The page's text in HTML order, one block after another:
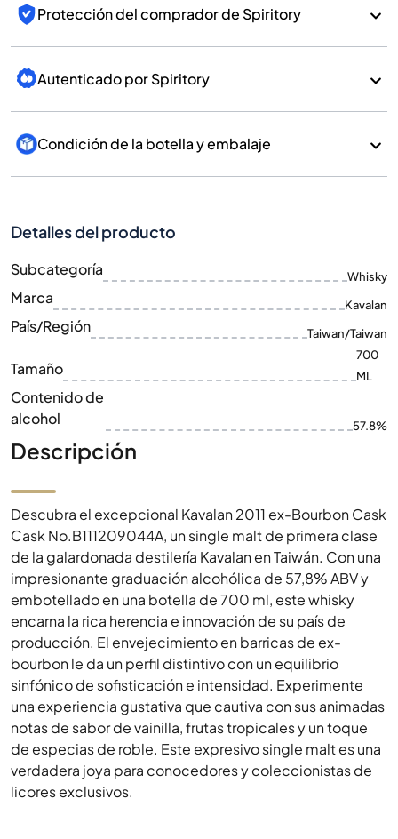
Protección del comprador de Spiritory
Autenticado por Spiritory
Condición de la botella y embalaje
Detalles del producto
Subcategoría Whisky
Marca Kavalan
País/Región Taiwan/Taiwan
Tamaño
700
ML
Contenido de
alcohol
57.8%
Descripción
Descubra el excepcional Kavalan 2011 ex-Bourbon Cask
Cask No.B111209044A, un single malt de primera clase
de la galardonada destilería Kavalan en Taiwán. Con una
impresionante graduación alcohólica de 57,8% ABV y
embotellado en una botella de 700 ml, este whisky
encarna la rica herencia e innovación de su país de
producción. El envejecimiento en barricas de ex-
bourbon le da un perfil distintivo con un equilibrio
sinfónico de sofisticación e intensidad. Experimente
una experiencia gustativa que cautiva con sus animadas
notas de sabor de vainilla, frutas tropicales y un toque
de especias de roble. Este expresivo single malt es una
verdadera joya para conocedores y coleccionistas de
licores exclusivos.